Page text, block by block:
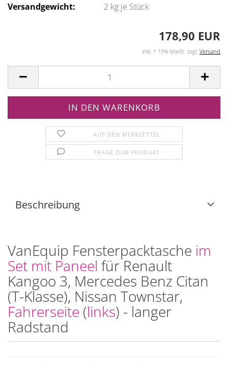
Versandgewicht:
2 kg je Stück
178,90 EUR
inkl. * 19% MwSt. zzgl. Versand
AUF DEN MERKZETTEL
FRAGE ZUM PRODUKT
Beschreibung
VanEquip Fensterpacktasche im
Set mit Paneel für Renault
Kangoo 3, Mercedes Benz Citan
(T-Klasse), Nissan Townstar,
Fahrerseite (links) - langer
Radstand